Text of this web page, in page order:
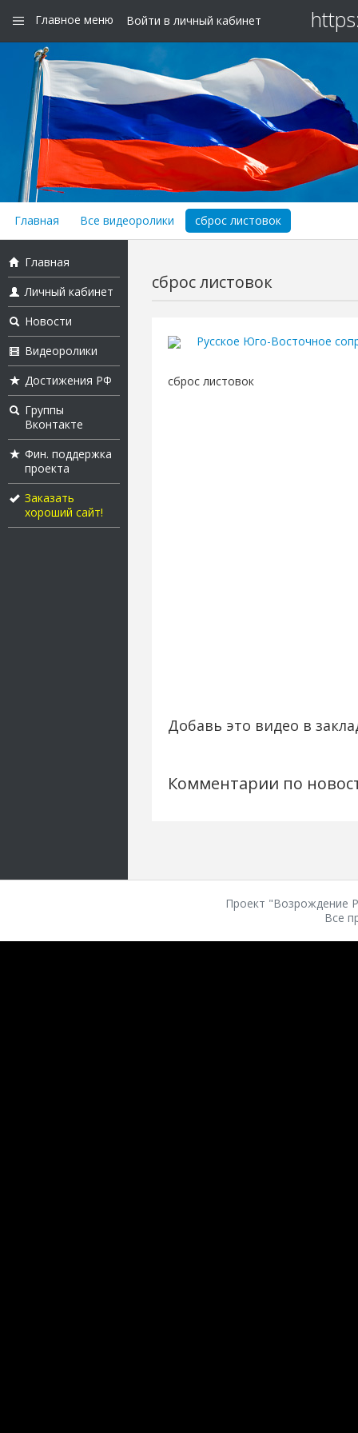
Главное меню Войти в личный кабинет
Главная Все видеоролики сброс листовок
Главная
Личный кабинет
Новости
Видеоролики
Достижения РФ
Группы
Вконтакте
Фин. поддержка
проекта
Заказать
хороший сайт!
сброс листовок
Русское Юго-Восточное
сброс листовок
Добавь это видео в
Комментарии по
Проект "Возрождение
Все